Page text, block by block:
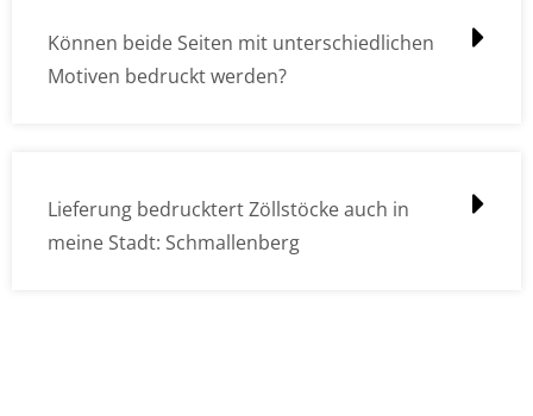
Können beide Seiten mit unterschiedlichen
Motiven bedruckt werden?
Lieferung bedrucktert Zöllstöcke auch in
meine Stadt: Schmallenberg